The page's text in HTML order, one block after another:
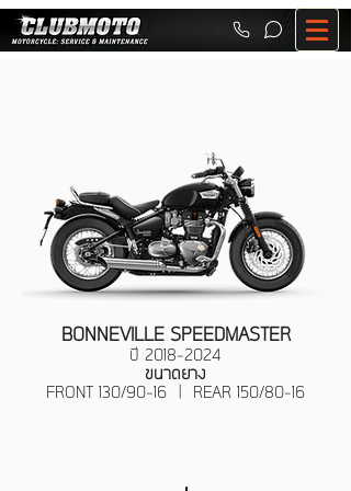
BONNEVILLE SPEEDMASTER
ปี 2018-2024
ขนาดยาง
FRONT 130/90-16 | REAR 150/80-16